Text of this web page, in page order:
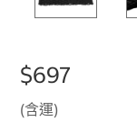
$697
(含運)